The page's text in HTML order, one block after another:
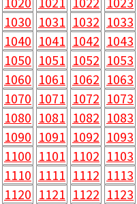
1030 1031 1032 1033
1040 1041 1042 1043
1050 1051 1052 1053
1060 1061 1062 1063
1070 1071 1072 1073
1080 1081 1082 1083
1090 1091 1092 1093
1100 1101 1102 1103
1110 1111 1112 1113
1120 1121 1122 1123